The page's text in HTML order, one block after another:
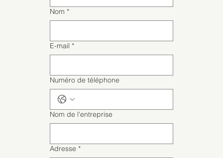
Nom *
E-mail *
Numéro de téléphone
Nom de l'entreprise
Adresse *